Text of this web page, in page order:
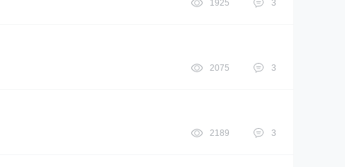
1925 3
2075 3
2189 3